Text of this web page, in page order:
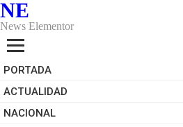
NE
News Elementor
PORTADA
ACTUALIDAD
NACIONAL